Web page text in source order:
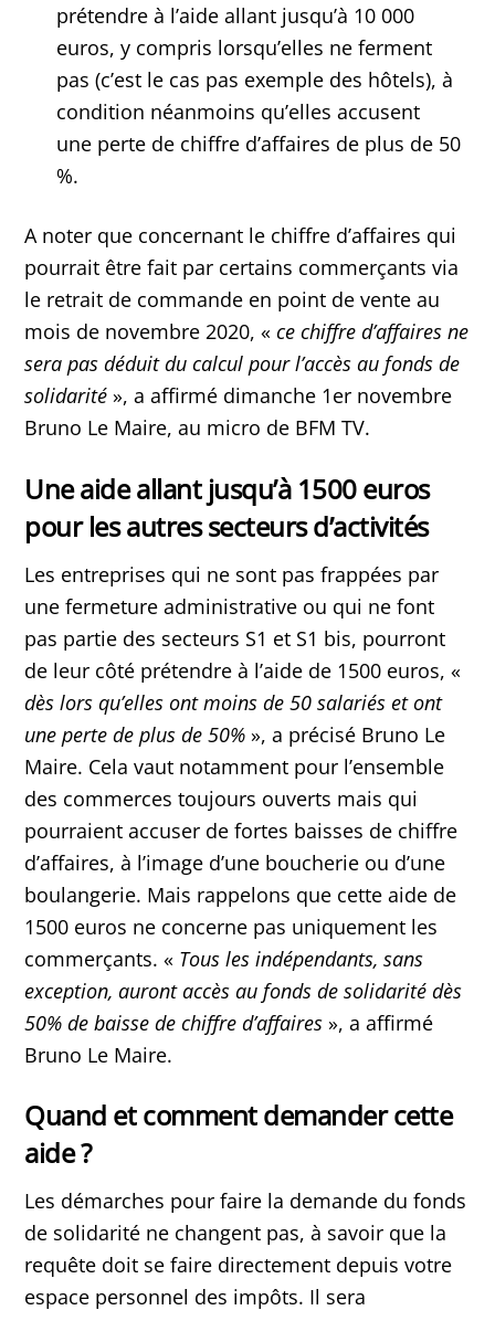
prétendre à l’aide allant jusqu’à 10 000
euros, y compris lorsqu’elles ne ferment
pas (c’est le cas pas exemple des hôtels), à
condition néanmoins qu’elles accusent
une perte de chiffre d’affaires de plus de 50
%.
A noter que concernant le chiffre d’affaires qui
pourrait être fait par certains commerçants via
le retrait de commande en point de vente au
mois de novembre 2020, «ce chiffre d’affaires ne
sera pas déduit du calcul pour l’accès au fonds de
solidarité », a affirmé dimanche 1er novembre
Bruno Le Maire, au micro de BFM TV.
Une aide allant jusqu’à 1500 euros
pour les autres secteurs d’activités
Les entreprises qui ne sont pas frappées par
une fermeture administrative ou qui ne font
pas partie des secteurs S1 et S1 bis, pourront
de leur côté prétendre à l’aide de 1500 euros, «
dès lors qu’elles ont moins de 50 salariés et ont
une perte de plus de 50% », a précisé Bruno Le
Maire. Cela vaut notamment pour l’ensemble
des commerces toujours ouverts mais qui
pourraient accuser de fortes baisses de chiffre
d’affaires, à l’image d’une boucherie ou d’une
boulangerie. Mais rappelons que cette aide de
1500 euros ne concerne pas uniquement les
commerçants. « Tous les indépendants, sans
exception, auront accès au fonds de solidarité dès
50% de baisse de chiffre d’affaires », a affirmé
Bruno Le Maire.
Quand et comment demander cette
aide ?
Les démarches pour faire la demande du fonds
de solidarité ne changent pas, à savoir que la
requête doit se faire directement depuis votre
espace personnel des impôts. Il sera